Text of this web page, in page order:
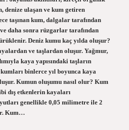
denize ulaşan ve kum getiren
taşınan kum, dalgalar tarafından
daha sonra rüzgarlar tarafından
Deniz kumu kaç yılda oluşur?
ve taşlardan oluşur. Yağmur,
kaya yapısındaki taşların
kumları binlerce yıl boyunca kaya
Kumun oluşumu nasıl olur? Kum
dış etkenlerin kayaları
genellikle 0,05 milimetre ile 2
Kum…